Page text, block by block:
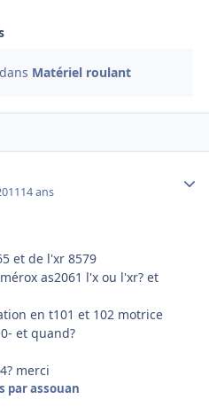
dans Matériel roulant
14 ans
et de l'xr 8579
as2061 l'x ou l'xr? et
en t101 et 102 motrice
et quand?
merci
par assouan